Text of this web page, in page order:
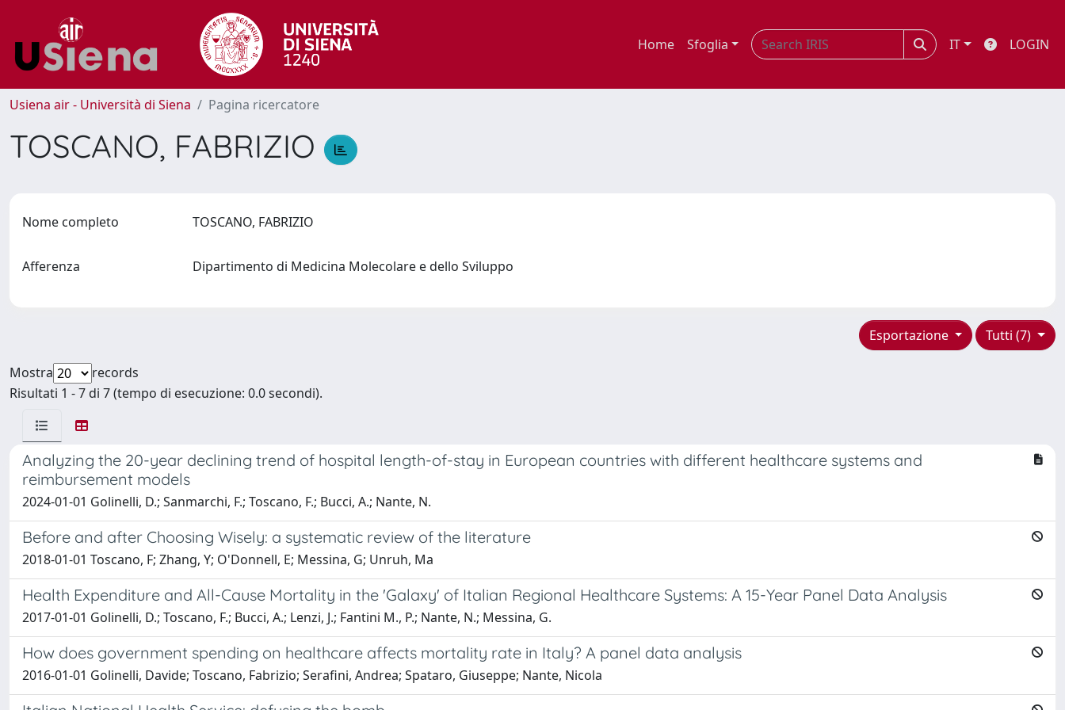
Home Sfoglia IT LOGIN
Usiena air - Università di Siena Pagina ricercatore
TOSCANO, FABRIZIO
Nome completo TOSCANO, FABRIZIO
Afferenza Dipartimento di Medicina Molecolare e dello Sviluppo
Tutti (7)
Esportazione
Mostra
records
Risultati 1 - 7 di 7 (tempo di esecuzione: 0.0 secondi).
Analyzing the 20-year declining trend of hospital length-of-stay in European countries with different healthcare systems and
reimbursement models
2024-01-01 Golinelli, D.; Sanmarchi, F.; Toscano, F.; Bucci, A.; Nante, N.
Before and after Choosing Wisely: a systematic review of the literature
2018-01-01 Toscano, F; Zhang, Y; O'Donnell, E; Messina, G; Unruh, Ma
Health Expenditure and All-Cause Mortality in the 'Galaxy' of Italian Regional Healthcare Systems: A 15-Year Panel Data Analysis
2017-01-01 Golinelli, D.; Toscano, F.; Bucci, A.; Lenzi, J.; Fantini M., P.; Nante, N.; Messina, G.
How does government spending on healthcare affects mortality rate in Italy? A panel data analysis
2016-01-01 Golinelli, Davide; Toscano, Fabrizio; Serafini, Andrea; Spataro, Giuseppe; Nante, Nicola